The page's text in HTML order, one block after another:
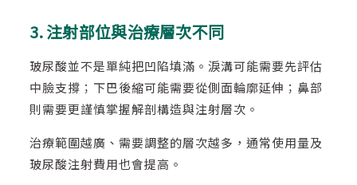
3. 注射部位與治療層次不同
玻尿酸並不是單純把凹陷填滿。淚溝可能需要先評估
中臉支撐；下巴後縮可能需要從側面輪廓延伸；鼻部
則需要更謹慎掌握解剖構造與注射層次。
治療範圍越廣、需要調整的層次越多，通常使用量及
玻尿酸注射費用也會提高。